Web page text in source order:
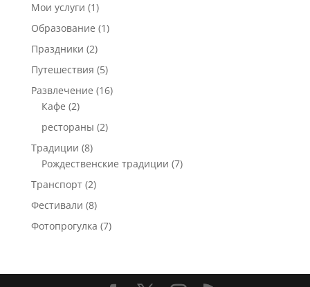
Мои услуги (1)
Образование (1)
Праздники (2)
Путешествия (5)
Развлечение (16)
Кафе (2)
рестораны (2)
Традиции (8)
Рождественские традиции (7)
Транспорт(2)
Фестивали (8)
Фотопрогулка (7)